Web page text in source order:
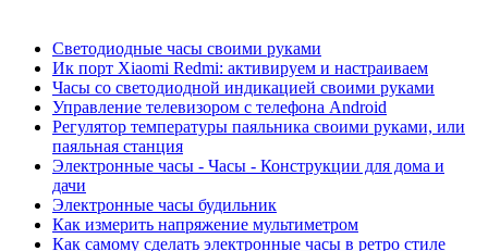
Светодиодные часы своими руками
Ик порт Xiaomi Redmi: активируем и настраиваем
Часы со светодиодной индикацией своими руками
Управление телевизором с телефона Android
Регулятор температуры паяльника своими руками, или
паяльная станция
Электронные часы - Часы - Конструкции для дома и
дачи
Электронные часы будильник
Как измерить напряжение мультиметром
Как самому сделать электронные часы в ретро стиле